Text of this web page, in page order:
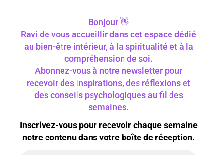
Bonjour 👋
Ravi de vous accueillir dans cet espace dédié
au bien-être intérieur, à la spiritualité et à la
compréhension de soi.
Abonnez-vous à notre newsletter pour
recevoir des inspirations, des réflexions et
des conseils psychologiques au fil des
semaines.
Inscrivez-vous pour recevoir chaque semaine
notre contenu dans votre boîte de réception.